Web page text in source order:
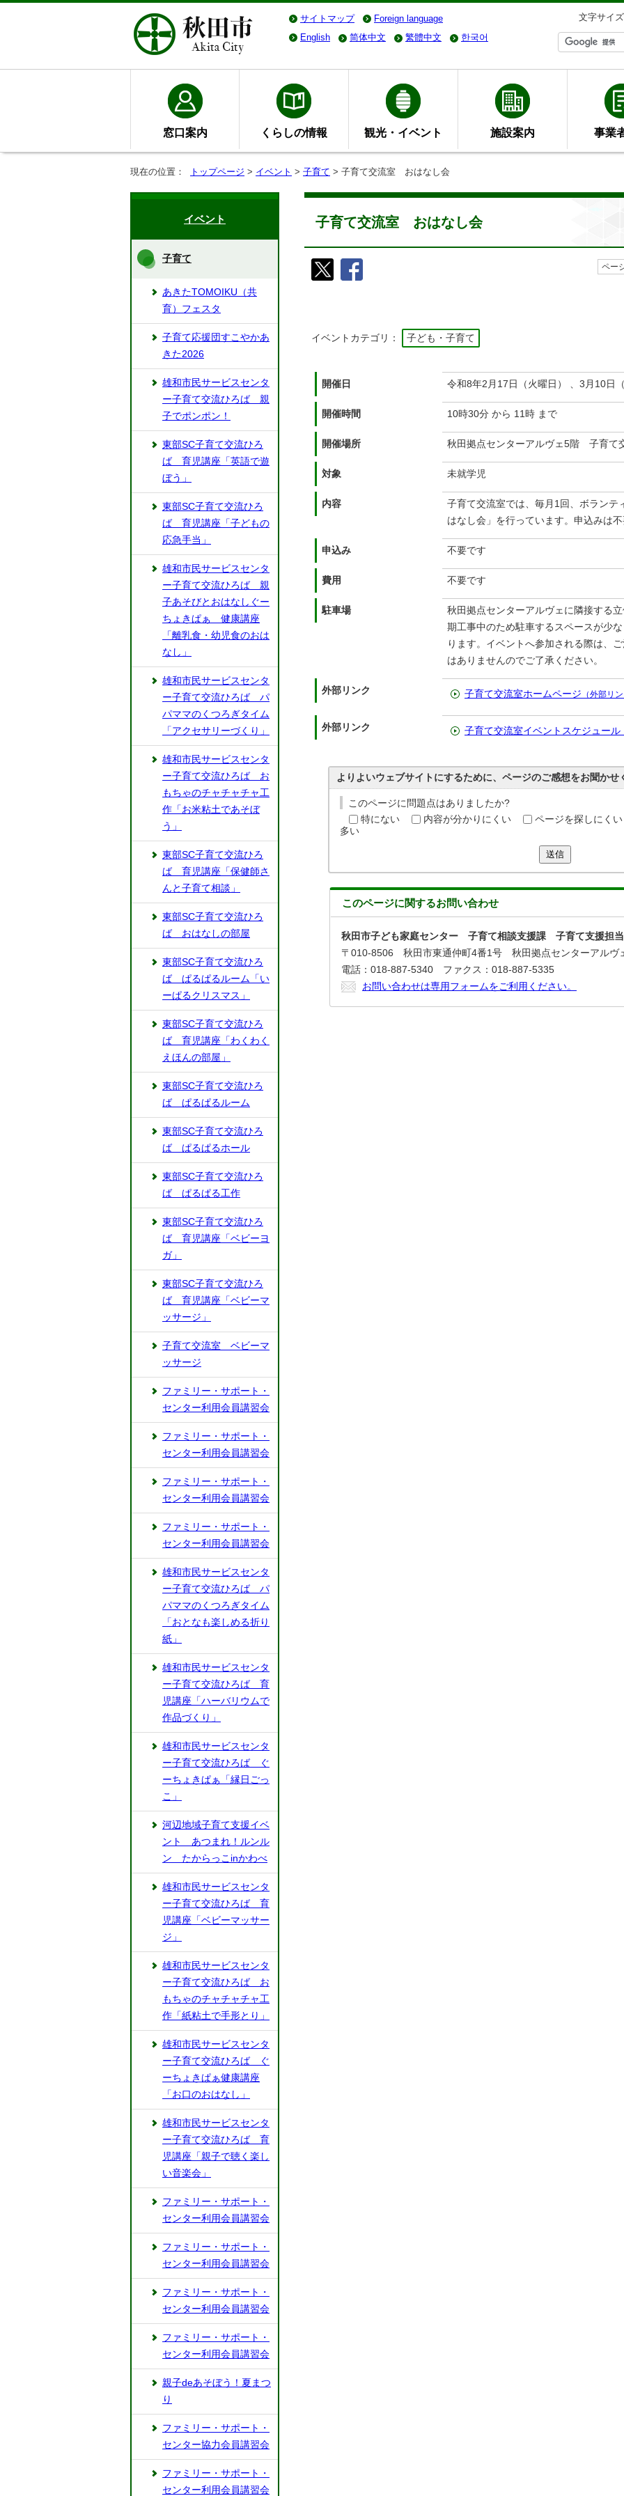
サイトマップ Foreign language
文字サイズ
English
简体中文 繁體中文 한국어
窓口案内 くらしの情報 観光・イベント 施設案内 事業
現在の位置： トップページ > イベント > 子育て > 子育て交流室 おはなし会
子育て交流室 おはなし会
ペー
イベントカテゴリ： 子ども・子育て
開催日 令和8年2月17日（火曜日） 、3月10日
開催時間 10時30分 から 11時 まで
開催場所 秋田拠点センターアルヴェ5階 子育て
対象 未就学児
内容
子育て交流室では、毎月1回、ボランテ
はなし会」を行っています。申込みは
申込み 不要です
費用 不要です
駐車場
秋田拠点センターアルヴェに隣接する
期工事中のため駐車するスペースが少
ります。イベントへ参加される際は、
はありませんのでご了承ください。
外部リンク 子育て交流室ホームページ （外部リ
外部リンク 子育て交流室イベントスケジュール
よりよいウェブサイトにするために、ページのご感想をお聞かせ
このページに問題点はありましたか?
特にない
内容が分かりにくい
ページを探しにくい
多い
送信
このページに関するお問い合わせ
秋田市子ども家庭センター 子育て相談支援課 子育て支援担当
〒010-8506 秋田市東通仲町4番1号 秋田拠点センターアルヴ
電話：018-887-5340 ファクス：018-887-5335
お問い合わせは専用フォームをご利用ください。
イベント
子育て
あきたTOMOIKU（共
育）フェスタ
子育て応援団すこやかあ
きた2026
雄和市民サービスセンタ
ー子育て交流ひろば 親
子でポンポン！
東部SC子育て交流ひろ
ば 育児講座「英語で遊
ぼう」
東部SC子育て交流ひろ
ば 育児講座「子どもの
応急手当」
雄和市民サービスセンタ
ー子育て交流ひろば 親
子あそびとおはなしぐー
ちょきぱぁ 健康講座
「離乳食・幼児食のおは
なし」
雄和市民サービスセンタ
ー子育て交流ひろば パ
パママのくつろぎタイム
「アクセサリーづくり」
雄和市民サービスセンタ
ー子育て交流ひろば お
もちゃのチャチャチャ工
作「お米粘土であそぼ
う」
東部SC子育て交流ひろ
ば 育児講座「保健師さ
んと子育て相談」
東部SC子育て交流ひろ
ば おはなしの部屋
東部SC子育て交流ひろ
ば ぱるぱるルーム「い
ーぱるクリスマス」
東部SC子育て交流ひろ
ば 育児講座「わくわく
えほんの部屋」
東部SC子育て交流ひろ
ば ぱるぱるルーム
東部SC子育て交流ひろ
ば ぱるぱるホール
東部SC子育て交流ひろ
ば ぱるぱる工作
東部SC子育て交流ひろ
ば 育児講座「ベビーヨ
ガ」
東部SC子育て交流ひろ
ば 育児講座「ベビーマ
ッサージ」
子育て交流室 ベビーマ
ッサージ
ファミリー・サポート・
センター利用会員講習会
ファミリー・サポート・
センター利用会員講習会
ファミリー・サポート・
センター利用会員講習会
ファミリー・サポート・
センター利用会員講習会
雄和市民サービスセンタ
ー子育て交流ひろば パ
パママのくつろぎタイム
「おとなも楽しめる折り
紙」
雄和市民サービスセンタ
ー子育て交流ひろば 育
児講座「ハーバリウムで
作品づくり」
雄和市民サービスセンタ
ー子育て交流ひろば ぐ
ーちょきぱぁ「縁日ごっ
こ」
河辺地域子育て支援イベ
ント あつまれ！ルンル
ン たからっこinかわべ
雄和市民サービスセンタ
ー子育て交流ひろば 育
児講座「ベビーマッサー
ジ」
雄和市民サービスセンタ
ー子育て交流ひろば お
もちゃのチャチャチャ工
作「紙粘土で手形とり」
雄和市民サービスセンタ
ー子育て交流ひろば ぐ
ーちょきぱぁ健康講座
「お口のおはなし」
雄和市民サービスセンタ
ー子育て交流ひろば 育
児講座「親子で聴く楽し
い音楽会」
ファミリー・サポート・
センター利用会員講習会
ファミリー・サポート・
センター利用会員講習会
ファミリー・サポート・
センター利用会員講習会
ファミリー・サポート・
センター利用会員講習会
親子deあそぼう！夏まつ
り
ファミリー・サポート・
センター協力会員講習会
ファミリー・サポート・
センター利用会員講習会